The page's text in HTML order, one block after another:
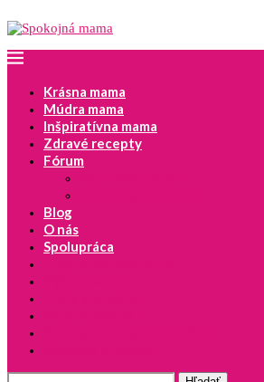
Krásna mama
Múdra mama
Inšpiratívna mama
Zdravé recepty
Fórum
Blog
O nás
Spolupráca